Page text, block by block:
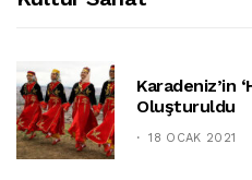
Karadeniz’in
Oluşturuldu
18 OCAK 2021